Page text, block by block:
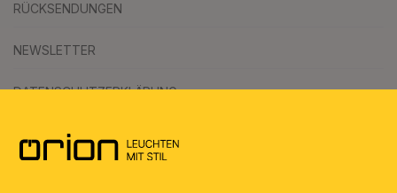
RÜCKSENDUNGEN
NEWSLETTER
DATENSCHUTZERKLÄRUNG